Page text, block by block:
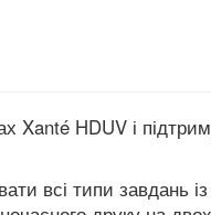
Xanté HDUV і
всі типи завдань із